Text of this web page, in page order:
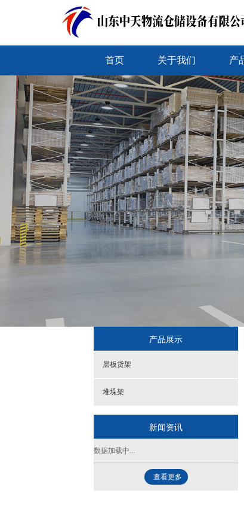
首页 关于我们 产
产品展示
层板货架
堆垛架
新闻资讯
数据加载中...
查看更多